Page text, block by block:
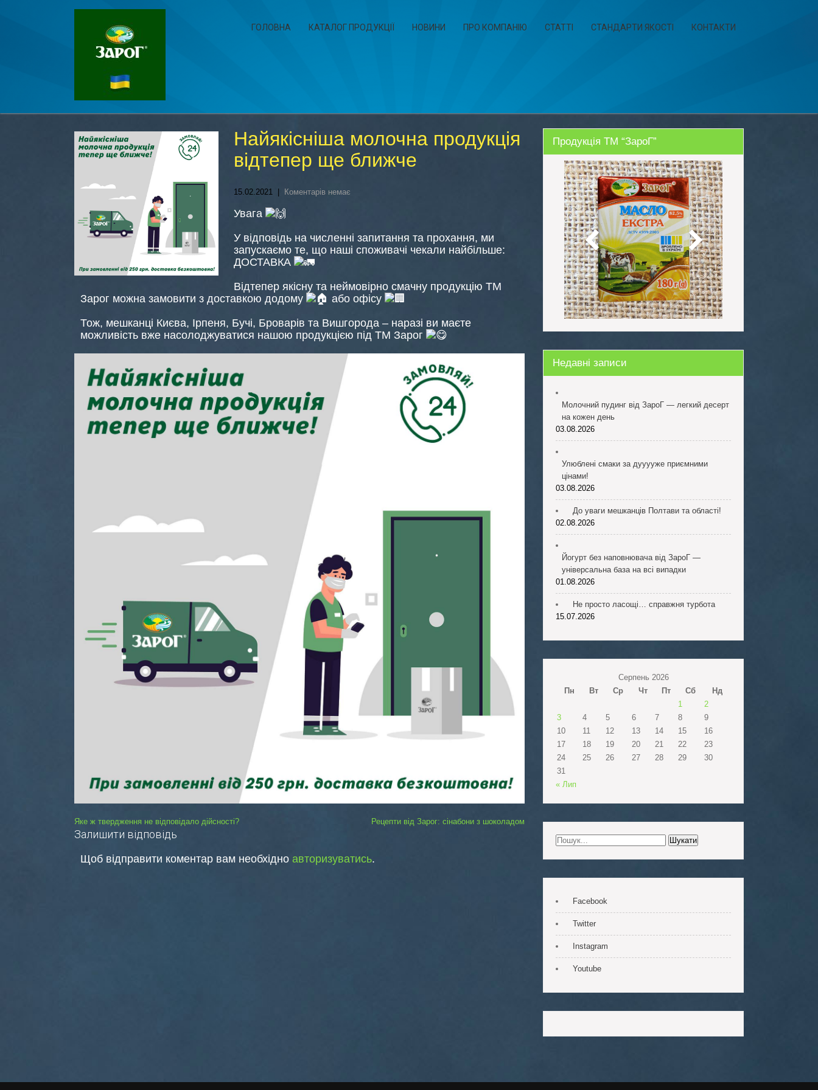
ГОЛОВНА КАТАЛОГ ПРОДУКЦІЇ НОВИНИ ПРО КОМПАНІЮ СТАТТІ СТАНДАРТИ ЯКОСТІ КОНТАКТИ
Найякісніша молочна продукція
відтепер ще ближче
15.02.2021 Коментарів немає
Увага
У відповідь на численні запитання та прохання, ми
запускаємо те, що наші споживачі чекали найбільше:
ДОСТАВКА
Відтепер якісну та неймовірно смачну продукцію ТМ
Зарог можна замовити з доставкою додому
або офісу
Тож, мешканці Києва, Ірпеня, Бучі, Броварів та Вишгорода – наразі ви маєте
можливість вже насолоджуватися нашою продукцією під ТМ Зарог
Навігація
записів
Яке ж твердження не відповідало дійсності? Рецепти від Зарог: сінабони з шоколадом
Залишити відповідь
Щоб відправити коментар вам необхідно авторизуватись.
Продукція ТМ “ЗароГ”
Недавні записи
Молочний пудинг від ЗароГ — легкий десерт
на кожен день
03.08.2026
Улюблені смаки за дууууже приємними
цінами!
03.08.2026
До уваги мешканців Полтави та області!
02.08.2026
Йогурт без наповнювача від ЗароГ —
універсальна база на всі випадки
01.08.2026
Не просто ласощі… справжня турбота
15.07.2026
Серпень 2026
Пн
Вт Ср Чт Пт Сб
Нд
1
2
3
4 5 6 7 8
9
10
11 12 13 14 15
16
17
18 19 20 21 22
23
24
25 26 27 28 29
30
31
« Лип
Facebook
Twitter
Instagram
Youtube